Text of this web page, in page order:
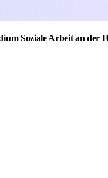
Soziale Arbeit an der